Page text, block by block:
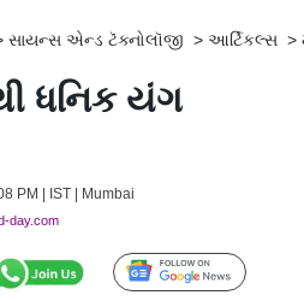
સાયન્સ એન્ડ ટૅક્નોલૉજી > આર્ટિકલ્સ >
ધનિક યંગ
PM | IST | Mumbai
day.com
Follow Us